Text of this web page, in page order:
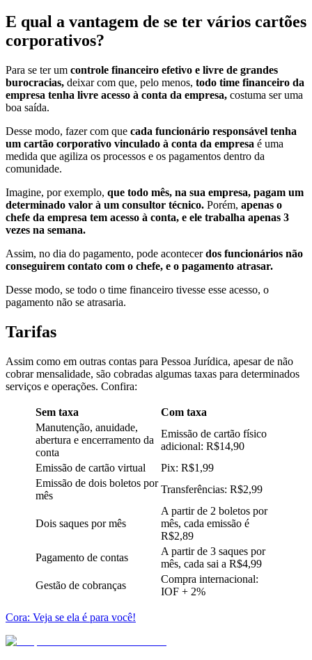
E qual a vantagem de se ter vários cartões
corporativos?
Para se ter um controle financeiro efetivo e livre de grandes
burocracias, deixar com que, pelo menos, todo time financeiro da
empresa tenha livre acesso à conta da empresa, costuma ser uma
boa saída.
Desse modo, fazer com que cada funcionário responsável tenha
um cartão corporativo vinculado à conta da empresa é uma
medida que agiliza os processos e os pagamentos dentro da
comunidade.
Imagine, por exemplo, que todo mês, na sua empresa, pagam um
determinado valor à um consultor técnico. Porém, apenas o
chefe da empresa tem acesso à conta, e ele trabalha apenas 3
vezes na semana.
Assim, no dia do pagamento, pode acontecerdos funcionários não
conseguirem contato com o chefe, e o pagamento atrasar.
Desse modo, se todo o time financeiro tivesse esse acesso, o
pagamento não se atrasaria.
Tarifas
Assim como em outras contas para Pessoa Jurídica, apesar de não
cobrar mensalidade, são cobradas algumas taxas para determinados
serviços e operações. Confira:
Sem taxa
Com taxa
Manutenção, anuidade,
abertura e encerramento da
conta
Emissão de cartão físico
adicional: R$14,90
Emissão de cartão virtual
Pix: R$1,99
Emissão de dois boletos por
mês
Transferências: R$2,99
Dois saques por mês
A partir de 2 boletos por
mês, cada emissão é
R$2,89
Pagamento de contas
A partir de 3 saques por
mês, cada sai a R$4,99
Gestão de cobranças
Compra internacional:
IOF + 2%
Cora: Veja se ela é para você!